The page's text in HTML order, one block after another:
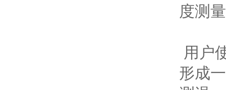
度测
用户
形成